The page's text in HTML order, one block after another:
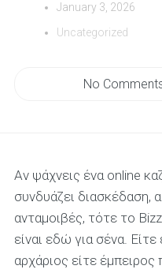
January 3, 2026
Uncategorized
No
Αν ψάχνεις ένα online
συνδυάζει διασκέδαση,
ανταμοιβές, τότε το
είναι εδώ για σένα. Είτε
αρχάριος είτε έμπειρος